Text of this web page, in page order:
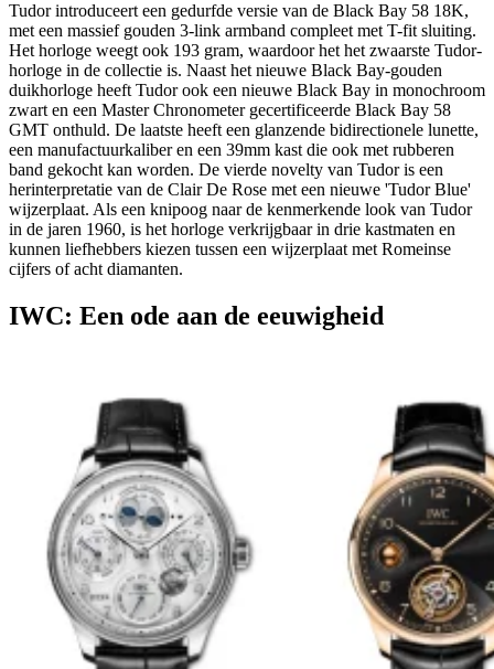
Tudor introduceert een gedurfde versie van de Black Bay 58 18K,
met een massief gouden 3-link armband compleet met T-fit sluiting.
Het horloge weegt ook 193 gram, waardoor het het zwaarste Tudor-
horloge in de collectie is. Naast het nieuwe Black Bay-gouden
duikhorloge heeft Tudor ook een nieuwe Black Bay in monochroom
zwart en een Master Chronometer gecertificeerde Black Bay 58
GMT onthuld. De laatste heeft een glanzende bidirectionele lunette,
een manufactuurkaliber en een 39mm kast die ook met rubberen
band gekocht kan worden. De vierde novelty van Tudor is een
herinterpretatie van de Clair De Rose met een nieuwe 'Tudor Blue'
wijzerplaat. Als een knipoog naar de kenmerkende look van Tudor
in de jaren 1960, is het horloge verkrijgbaar in drie kastmaten en
kunnen liefhebbers kiezen tussen een wijzerplaat met Romeinse
cijfers of acht diamanten.
IWC: Een ode aan de eeuwigheid